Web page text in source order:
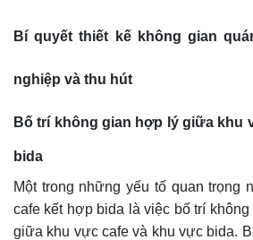
Bí quyết thiết kế không gian
nghiệp và thu hút
Bố trí không gian hợp lý giữa khu
bida
Một trong những yếu tố quan trọng
cafe kết hợp bida là việc bố trí
giữa khu vực cafe và khu vực bida.